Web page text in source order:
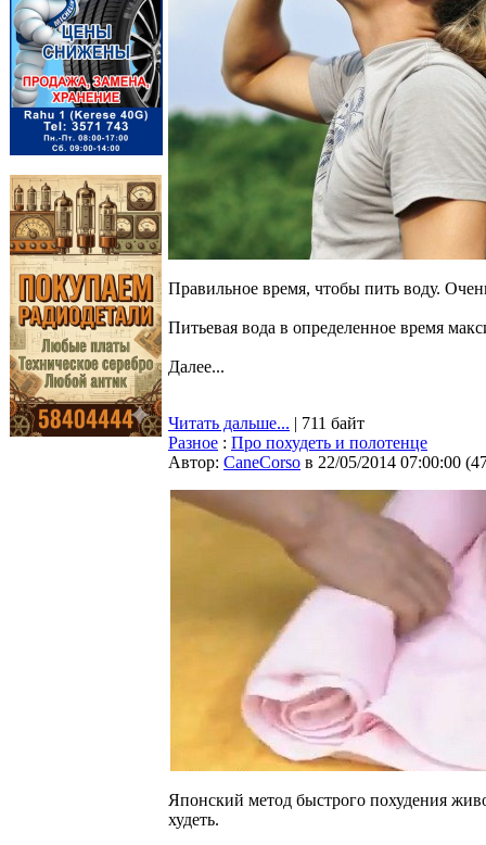
Правильное время, чтобы пить воду.
Питьевая вода в определенное время
Далее...
Читать дальше... | 711 байт
Разное : Про похудеть и полотенце
Автор: CaneCorso в 22/05/2014 07:00:00 (
Японский метод быстрого похудения
худеть.